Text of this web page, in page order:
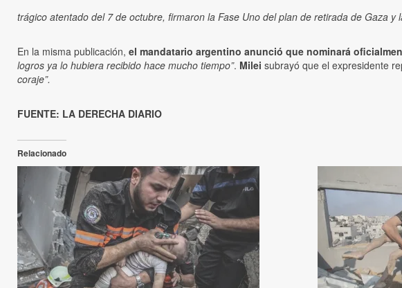
trágico atentado del 7 de octubre, firmaron la Fase Uno del plan de retirada de Gaza y
En la misma publicación, el mandatario argentino anunció que nominará
logros ya lo hubiera recibido hace mucho tiempo”. Milei subrayó que el expresidente
coraje”.
FUENTE: LA DERECHA DIARIO
Relacionado